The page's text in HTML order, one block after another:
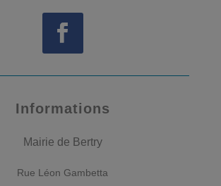
Informations
Mairie de Bertry
Rue Léon Gambetta